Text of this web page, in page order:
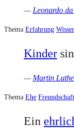
— Leonardo
Thema Erfahrung
Kinder
— Martin
Thema Ehe Freundschaft
Ein